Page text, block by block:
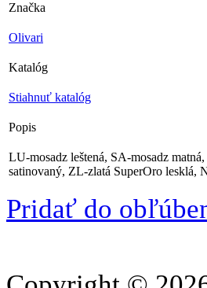
Značka
Olivari
Katalóg
Stiahnuť katalóg
Popis
LU-mosadz leštená, SA-mosadz
satinovaný, ZL-zlatá SuperOro lesklá,
Pridať do